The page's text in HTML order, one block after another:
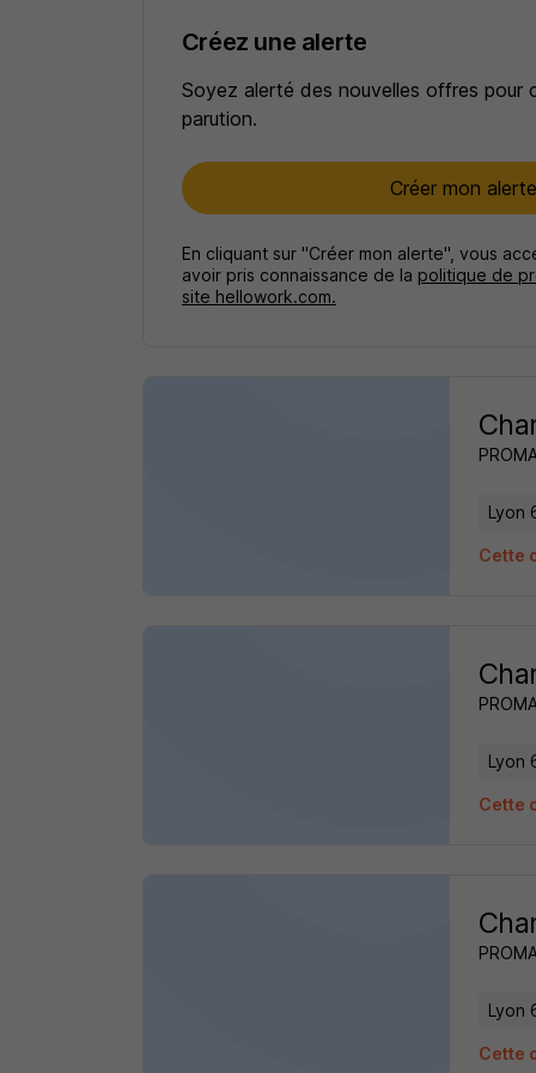
Créez une alerte
Soyez alerté des nouvelles offres pour
parution.
Créer mon alerte
En cliquant sur "Créer mon alerte", vous
avoir pris connaissance de la politique de
site hellowork.com.
Lyon
Cette
Lyon
Cette
Lyon
Cette